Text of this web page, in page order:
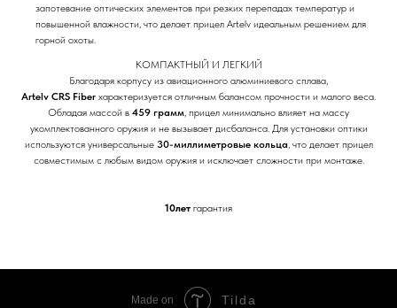
запотевание оптических элементов при резких перепадах температур и
повышенной влажности, что делает прицел Artelv идеальным решением для
горной охоты.
КОМПАКТНЫЙ И ЛЕГКИЙ
Благодаря корпусу из авиационного алюминиевого сплава,
Artelv CRS Fiber характеризуется отличным балансом прочности и малого веса.
Обладая массой в 459 грамм, прицел минимально влияет на массу
укомплектованного оружия и не вызывает дисбаланса. Для установки оптики
используются универсальные 30-миллиметровые кольца, что делает прицел
совместимым с любым видом оружия и исключает сложности при монтаже.
10лет гарантия
Made on Tilda